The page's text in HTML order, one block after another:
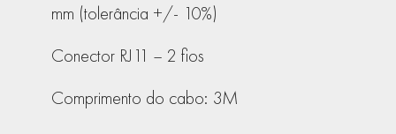
mm (tolerância +/- 10%)
Conector RJ11 – 2 fios
Comprimento do cabo: 3M